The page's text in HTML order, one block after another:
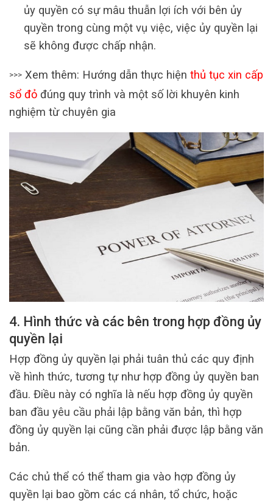
ủy quyền có sự mâu thuẫn lợi ích với bên ủy
quyền trong cùng một vụ việc, việc ủy quyền lại
sẽ không được chấp nhận.
>>> Xem thêm: Hướng dẫn thực hiện thủ tục xin cấp
sổ đỏ đúng quy trình và một số lời khuyên kinh
nghiệm từ chuyên gia
4. Hình thức và các bên trong hợp đồng ủy
quyền lại
Hợp đồng ủy quyền lại phải tuân thủ các quy định
về hình thức, tương tự như hợp đồng ủy quyền ban
đầu. Điều này có nghĩa là nếu hợp đồng ủy quyền
ban đầu yêu cầu phải lập bằng văn bản, thì hợp
đồng ủy quyền lại cũng cần phải được lập bằng văn
bản.
Các chủ thể có thể tham gia vào hợp đồng ủy
quyền lại bao gồm các cá nhân, tổ chức, hoặc